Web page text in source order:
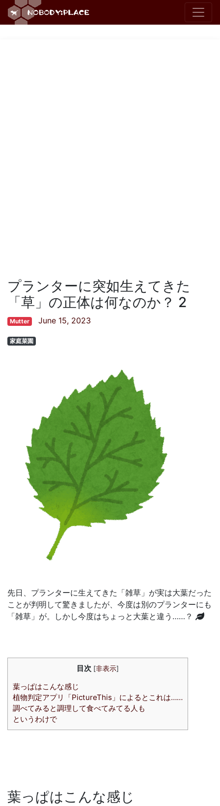
プランターに突如生えてきた
「草」の正体は何なのか？ 2
Mutter June 15, 2023
家庭菜園
先日、プランターに生えてきた「雑草」が実は大葉だった
ことが判明して驚きましたが、今度は別のプランターにも
「雑草」が。しかし今度はちょっと大葉と違う……？
目次 [非表示]
葉っぱはこんな感じ
植物判定アプリ「PictureThis」によるとこれは……
調べてみると調理して食べてみてる人も
というわけで
葉っぱはこんな感じ